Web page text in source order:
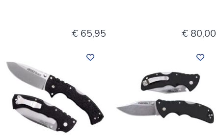
€ 65,95 € 80,00